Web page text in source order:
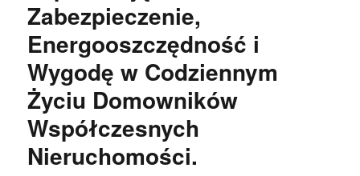
Zabezpieczenie,
Energooszczędność i
Wygodę w Codziennym
Życiu Domowników
Współczesnych
Nieruchomości.